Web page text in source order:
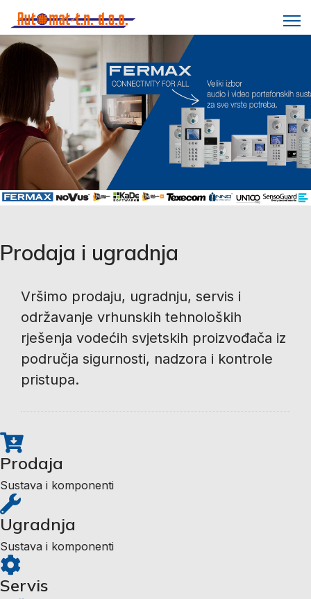
Prodaja i ugradnja
Vršimo prodaju, ugradnju, servis i
održavanje vrhunskih tehnoloških
rješenja vodećih svjetskih proizvođača iz
područja sigurnosti, nadzora i kontrole
pristupa.
Prodaja
Sustava i komponenti
Ugradnja
Sustava i komponenti
Servis